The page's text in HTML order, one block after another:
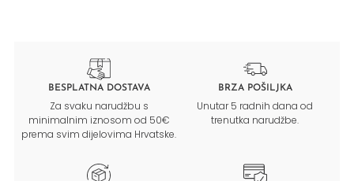
BESPLATNA DOSTAVA
Za svaku narudžbu s
minimalnim iznosom od 50€
prema svim dijelovima Hrvatske.
BRZA POŠILJKA
Unutar 5 radnih dana od
trenutka narudžbe.